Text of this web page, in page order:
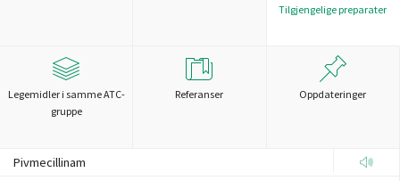
Tilgjengelige preparater
Legemidler i samme ATC-
gruppe
Referanser Oppdateringer
Pivmecillinam